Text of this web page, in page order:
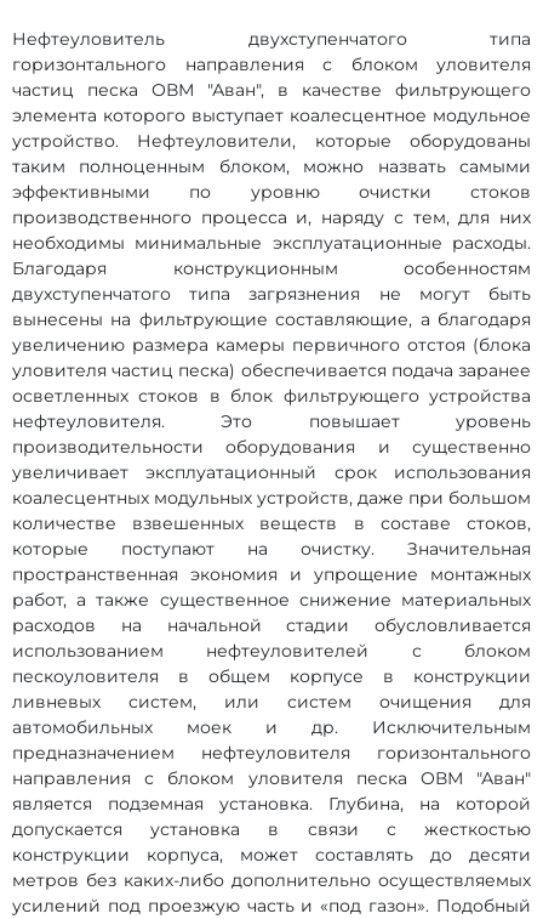
Нефтеуловитель двухступенчатого типа
горизонтального направления с блоком уловителя
частиц песка ОВМ "Аван", в качестве фильтрующего
элемента которого выступает коалесцентное модульное
устройство. Нефтеуловители, которые оборудованы
таким полноценным блоком, можно назвать самыми
эффективными по уровню очистки стоков
производственного процесса и, наряду с тем, для них
необходимы минимальные эксплуатационные расходы.
Благодаря конструкционным особенностям
двухступенчатого типа загрязнения не могут быть
вынесены на фильтрующие составляющие, а благодаря
увеличению размера камеры первичного отстоя (блока
уловителя частиц песка) обеспечивается подача заранее
осветленных стоков в блок фильтрующего устройства
нефтеуловителя. Это повышает уровень
производительности оборудования и существенно
увеличивает эксплуатационный срок использования
коалесцентных модульных устройств, даже при большом
количестве взвешенных веществ в составе стоков,
которые поступают на очистку. Значительная
пространственная экономия и упрощение монтажных
работ, а также существенное снижение материальных
расходов на начальной стадии обусловливается
использованием нефтеуловителей с блоком
пескоуловителя в общем корпусе в конструкции
ливневых систем, или систем очищения для
автомобильных моек и др. Исключительным
предназначением нефтеуловителя горизонтального
направления с блоком уловителя песка ОВМ "Аван"
является подземная установка. Глубина, на которой
допускается установка в связи с жесткостью
конструкции корпуса, может составлять до десяти
метров без каких-либо дополнительно осуществляемых
усилений под проезжую часть и «под газон». Подобный